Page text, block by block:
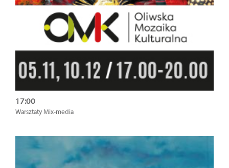
17:00
Warsztaty Mix-media